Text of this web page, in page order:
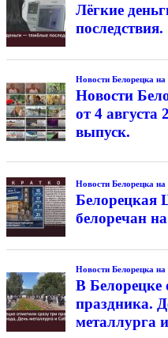
Лёгкие
последствия.
Новости Белорецка
Новости
от 4
выпуск.
Новости Белорецка
Белорецкая
белоречан
Новости Белорецка
В Белорецке
праздника.
металлурга